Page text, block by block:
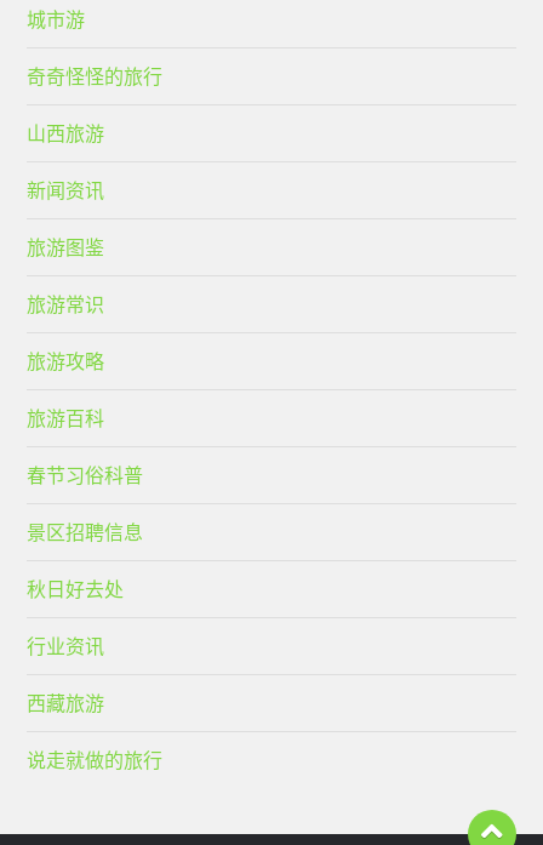
城市游
奇奇怪怪的旅行
山西旅游
新闻资讯
旅游图鉴
旅游常识
旅游攻略
旅游百科
春节习俗科普
景区招聘信息
秋日好去处
行业资讯
西藏旅游
说走就做的旅行